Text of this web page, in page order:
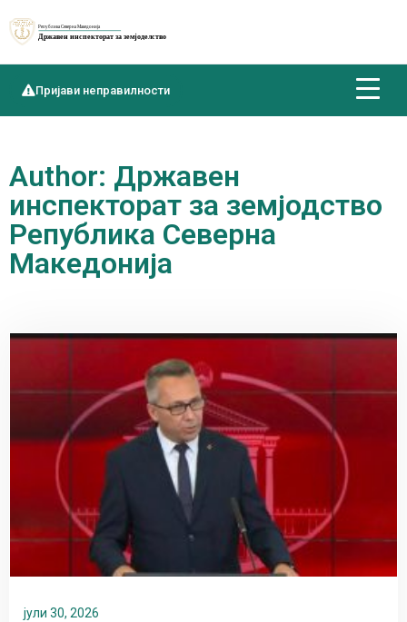
Пријави неправилности
Author: Државен
инспекторат за земјодство
Република Северна
Македонија
јули 30, 2026